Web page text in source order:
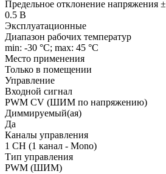
Предельное отклонение напряжения ±
0.5 В
Эксплуатационные
Диапазон рабочих температур
min: -30 °C; max: 45 °C
Место применения
Только в помещении
Управление
Входной сигнал
PWM СV (ШИМ по напряжению)
Диммируемый(ая)
Да
Каналы управления
1 CH (1 канал - Mono)
Тип управления
PWM (ШИМ)